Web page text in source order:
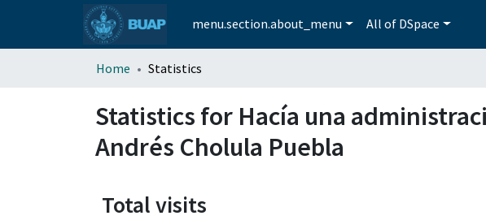
menu.section.about_menu All of DSpace
Home Statistics
Statistics for Hacía una
Andrés Cholula Puebla
Total visits